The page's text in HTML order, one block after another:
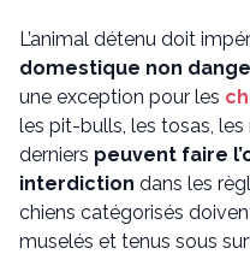
L’animal détenu doit
domestique non
une exception pour les
les pit-bulls, les tosas, les
derniers peuvent faire
interdiction dans les
chiens catégorisés
muselés et tenus sous